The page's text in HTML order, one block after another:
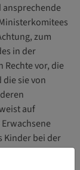
zum
in der
Rechte vor, die
sie von
auf
Kinder bei der